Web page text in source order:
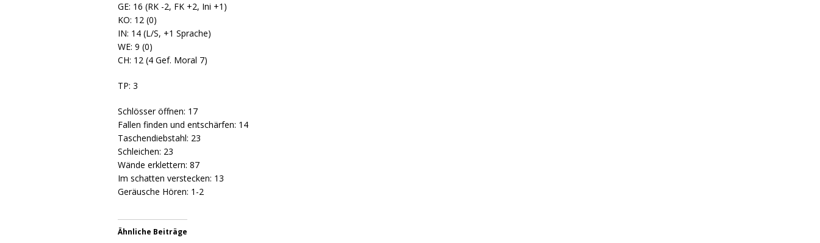
GE: 16 (RK -2, FK +2, Ini +1)
KO: 12 (0)
IN: 14 (L/S, +1 Sprache)
WE: 9 (0)
CH: 12 (4 Gef. Moral 7)
TP: 3
Schlösser öffnen: 17
Fallen finden und entschärfen: 14
Taschendiebstahl: 23
Schleichen: 23
Wände erklettern: 87
Im schatten verstecken: 13
Geräusche Hören: 1-2
Ähnliche Beiträge